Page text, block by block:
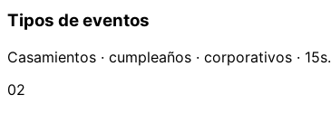
Tipos de eventos
Casamientos · cumpleaños · corporativos · 15s.
02